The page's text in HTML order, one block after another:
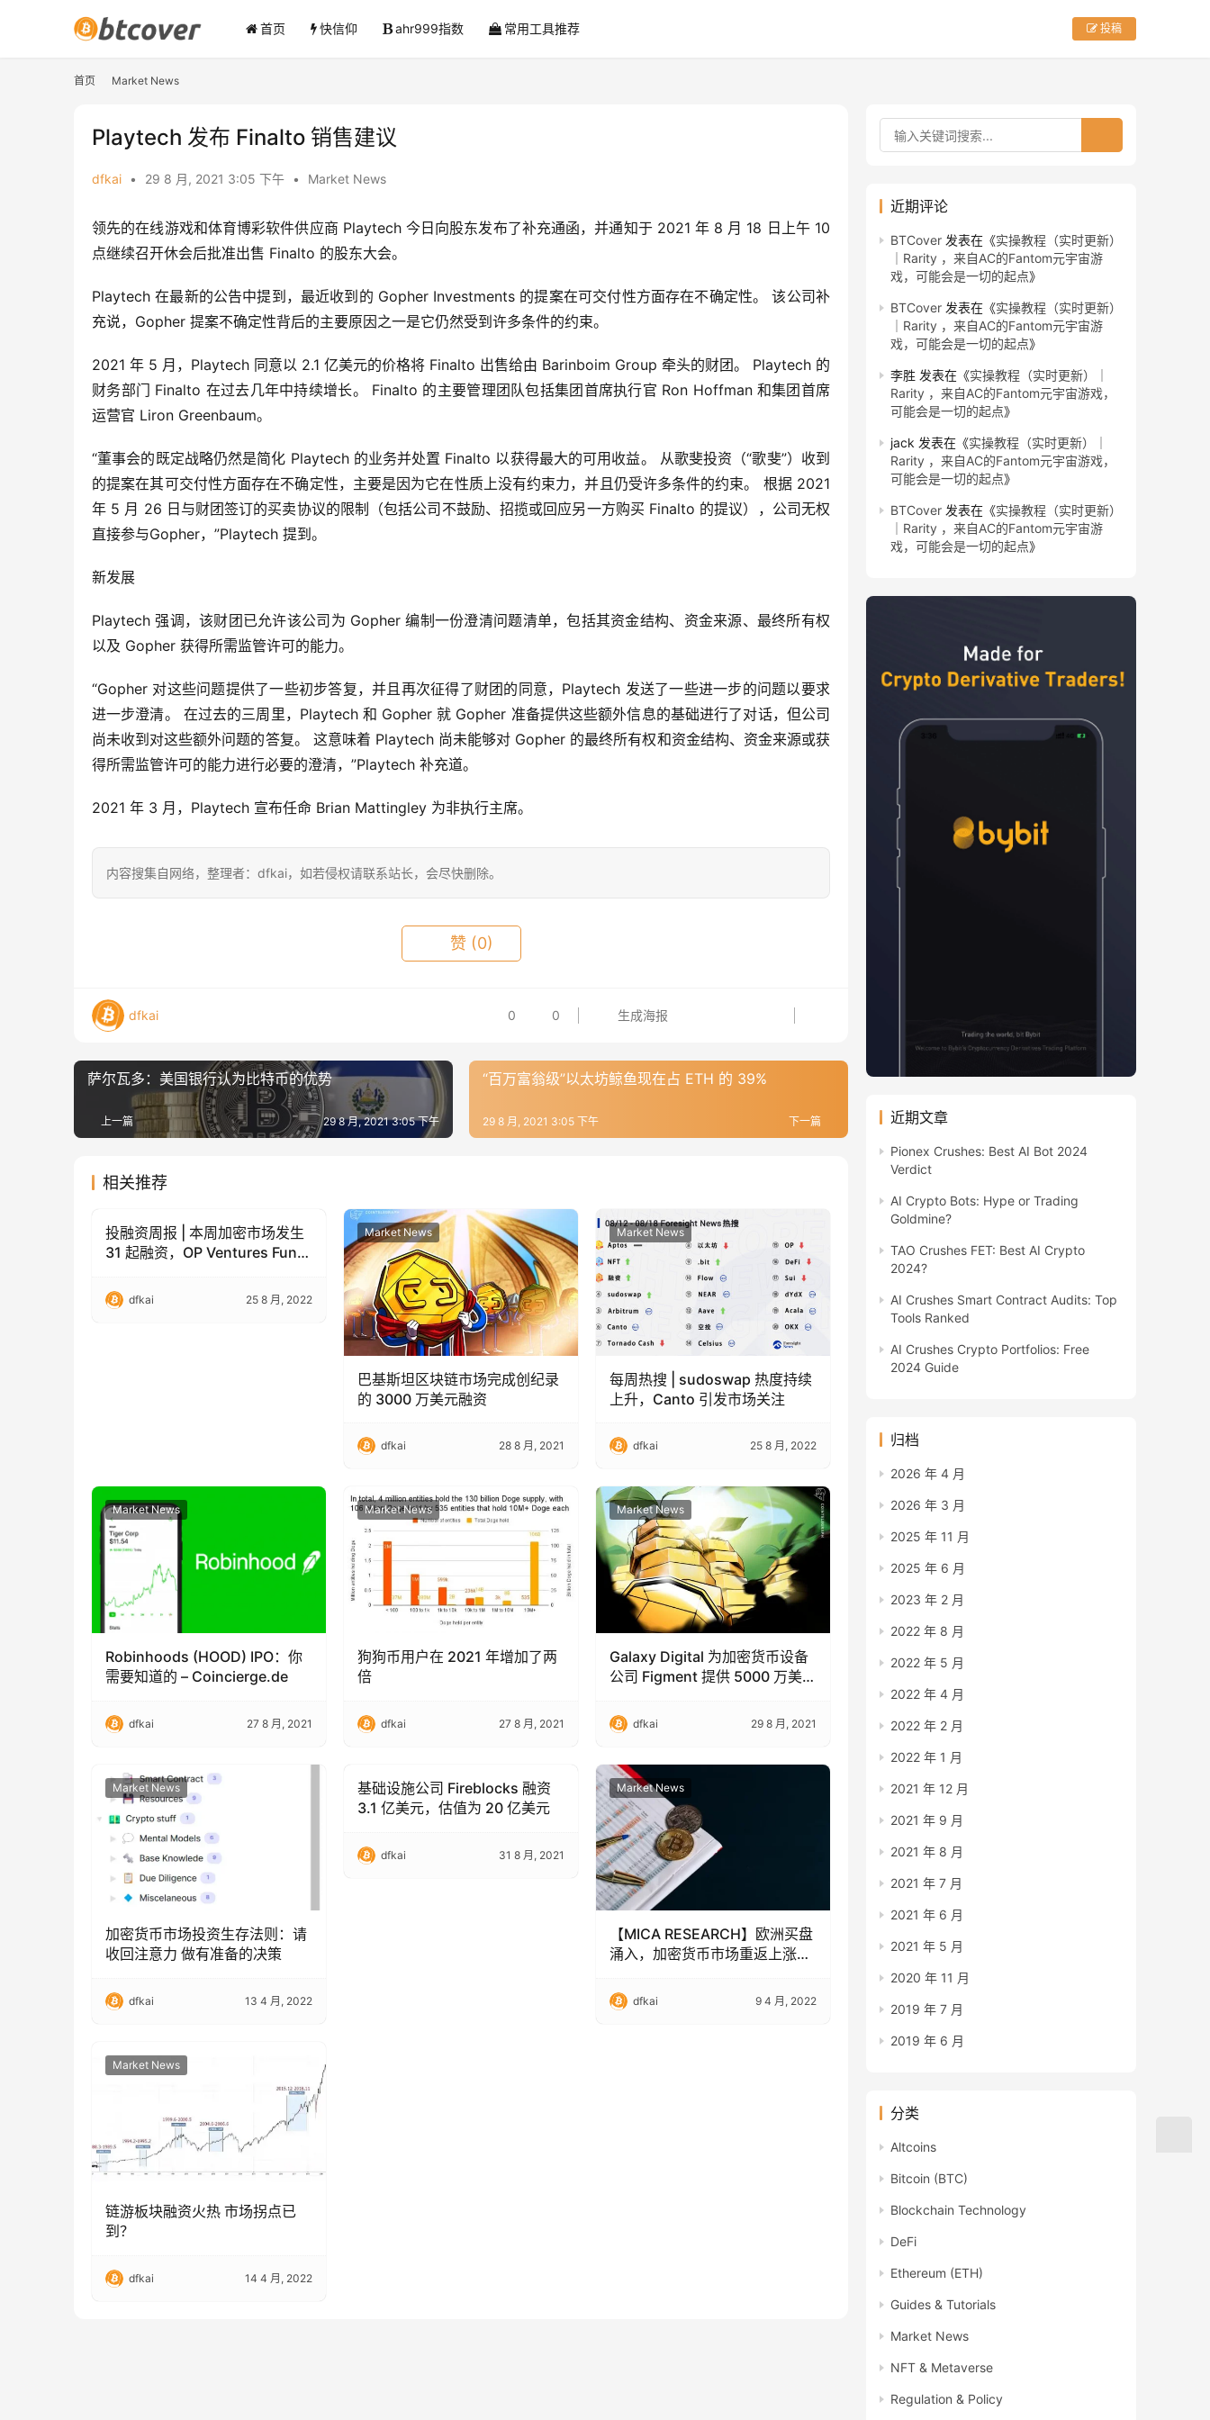
首页 快信仰 ahr999指数 常用工具推荐 投稿
首页 Market News
Playtech 发布 Finalto 销售建议
dfkai • 29 8 月, 2021 3:05 下午 • Market News
领先的在线游戏和体育博彩软件供应商 Playtech 今日向股东发布了补充通函，并通知于 2021 年 8 月 18 日上午 10
点继续召开休会后批准出售 Finalto 的股东大会。
Playtech 在最新的公告中提到，最近收到的 Gopher Investments 的提案在可交付性方面存在不确定性。 该公司补
充说，Gopher 提案不确定性背后的主要原因之一是它仍然受到许多条件的约束。
2021 年 5 月，Playtech 同意以 2.1 亿美元的价格将 Finalto 出售给由 Barinboim Group 牵头的财团。 Playtech 的
财务部门 Finalto 在过去几年中持续增长。 Finalto 的主要管理团队包括集团首席执行官 Ron Hoffman 和集团首席
运营官 Liron Greenbaum。
“董事会的既定战略仍然是简化 Playtech 的业务并处置 Finalto 以获得最大的可用收益。 从歌斐投资（“歌斐”）收到
的提案在其可交付性方面存在不确定性，主要是因为它在性质上没有约束力，并且仍受许多条件的约束。 根据 2021
年 5 月 26 日与财团签订的买卖协议的限制（包括公司不鼓励、招揽或回应另一方购买 Finalto 的提议），公司无权
直接参与Gopher，”Playtech 提到。
新发展
Playtech 强调，该财团已允许该公司为 Gopher 编制一份澄清问题清单，包括其资金结构、资金来源、最终所有权
以及 Gopher 获得所需监管许可的能力。
“Gopher 对这些问题提供了一些初步答复，并且再次征得了财团的同意，Playtech 发送了一些进一步的问题以要求
进一步澄清。 在过去的三周里，Playtech 和 Gopher 就 Gopher 准备提供这些额外信息的基础进行了对话，但公司
尚未收到对这些额外问题的答复。 这意味着 Playtech 尚未能够对 Gopher 的最终所有权和资金结构、资金来源或获
得所需监管许可的能力进行必要的澄清，”Playtech 补充道。
2021 年 3 月，Playtech 宣布任命 Brian Mattingley 为非执行主席。
内容搜集自网络，整理者：dfkai，如若侵权请联系站长，会尽快删除。
赞 (0)
dfkai 0 0 生成海报
萨尔瓦多：美国银行认为比特币的优势
上一篇 29 8 月, 2021 3:05 下午
“百万富翁级”以太坊鲸鱼现在占 ETH 的 39%
下一篇
29 8 月, 2021 3:05 下午
相关推荐
Market News
投融资周报 | 本周加密市场发生
31 起融资，OP Ventures Fund
dfkai 25 8 月, 2022
Market News
巴基斯坦区块链市场完成创纪录
的 3000 万美元融资
dfkai 28 8 月, 2021
Market News
每周热搜 | sudoswap 热度持续
上升，Canto 引发市场关注
dfkai 25 8 月, 2022
Market News
Robinhoods (HOOD) IPO：你
需要知道的 – Coincierge.de
dfkai 27 8 月, 2021
Market News
狗狗币用户在 2021 年增加了两
倍
dfkai 27 8 月, 2021
Market News
Galaxy Digital 为加密货币设备
公司 Figment 提供 5000 万美
dfkai 29 8 月, 2021
Market News
加密货币市场投资生存法则：请
收回注意力 做有准备的决策
dfkai 13 4 月, 2022
Market News
基础设施公司 Fireblocks 融资
3.1 亿美元，估值为 20 亿美元
dfkai 31 8 月, 2021
Market News
【MICA RESEARCH】欧洲买盘
涌入，加密货币市场重返上涨趋
dfkai 9 4 月, 2022
Market News
链游板块融资火热 市场拐点已
到？
dfkai 14 4 月, 2022
近期评论
BTCover 发表在《实操教程（实时更新）
｜Rarity ，来自AC的Fantom元宇宙游
戏，可能会是一切的起点》
BTCover 发表在《实操教程（实时更新）
｜Rarity ，来自AC的Fantom元宇宙游
戏，可能会是一切的起点》
李胜 发表在《实操教程（实时更新）｜
Rarity ，来自AC的Fantom元宇宙游戏，
可能会是一切的起点》
jack 发表在《实操教程（实时更新）｜
Rarity ，来自AC的Fantom元宇宙游戏，
可能会是一切的起点》
BTCover 发表在《实操教程（实时更新）
｜Rarity ，来自AC的Fantom元宇宙游
戏，可能会是一切的起点》
近期文章
Pionex Crushes: Best AI Bot 2024
Verdict
AI Crypto Bots: Hype or Trading
Goldmine?
TAO Crushes FET: Best AI Crypto
2024?
AI Crushes Smart Contract Audits: Top
Tools Ranked
AI Crushes Crypto Portfolios: Free
2024 Guide
归档
2026 年 4 月
2026 年 3 月
2025 年 11 月
2025 年 6 月
2023 年 2 月
2022 年 8 月
2022 年 5 月
2022 年 4 月
2022 年 2 月
2022 年 1 月
2021 年 12 月
2021 年 9 月
2021 年 8 月
2021 年 7 月
2021 年 6 月
2021 年 5 月
2020 年 11 月
2019 年 7 月
2019 年 6 月
分类
Altcoins
Bitcoin (BTC)
Blockchain Technology
DeFi
Ethereum (ETH)
Guides & Tutorials
Market News
NFT & Metaverse
Regulation & Policy